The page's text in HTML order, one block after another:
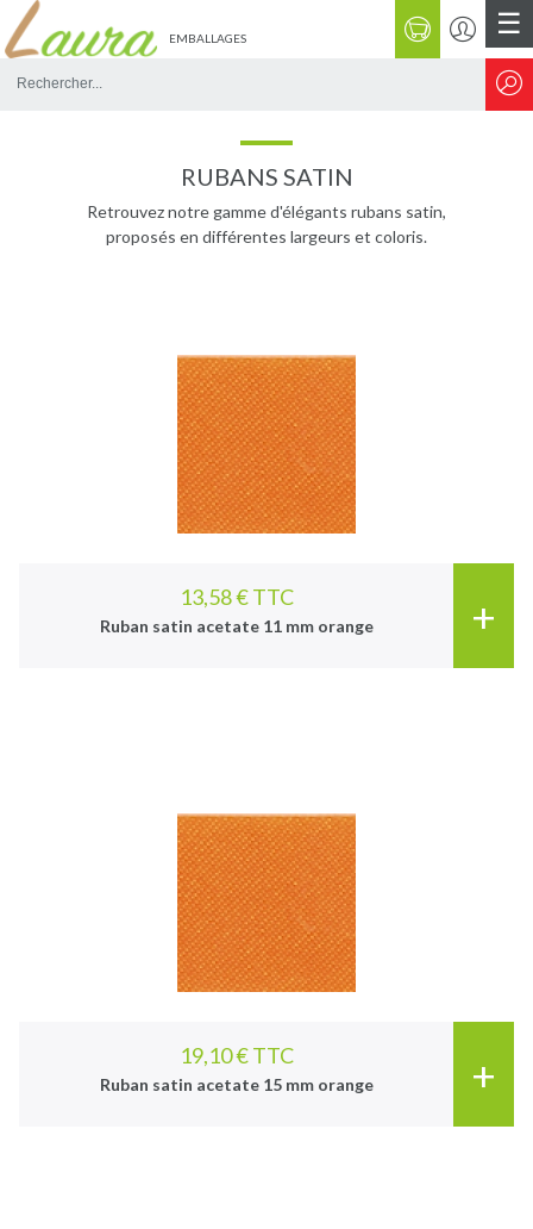
☰
EMBALLAGES
RUBANS SATIN
Retrouvez notre gamme d'élégants rubans satin,
proposés en différentes largeurs et coloris.
13,58 € TTC
Ruban satin acetate 11 mm orange +
19,10 € TTC
Ruban satin acetate 15 mm orange +